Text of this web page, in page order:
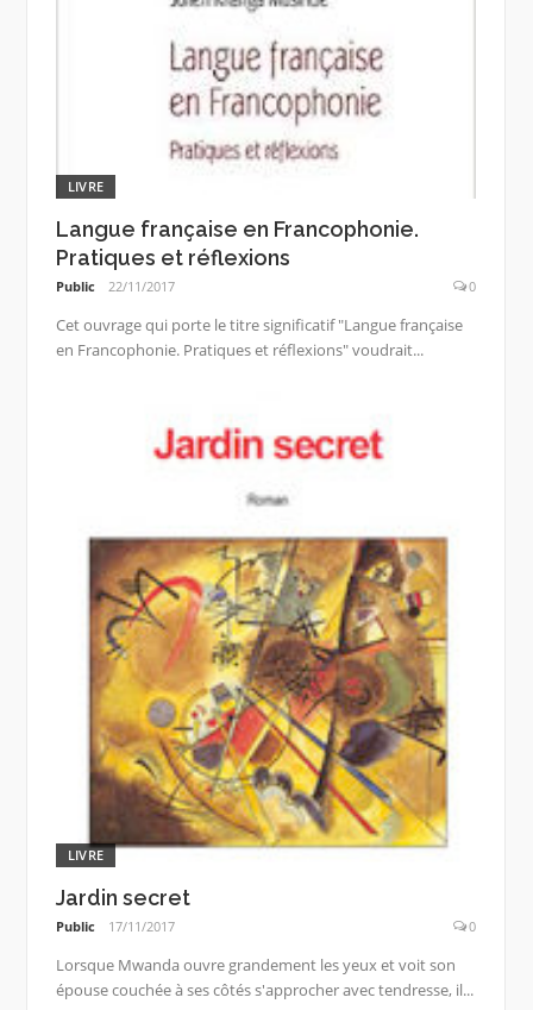
LIVRE
Langue française en Francophonie.
Pratiques et réflexions
Public 22/11/2017 0
Cet ouvrage qui porte le titre significatif "Langue française
en Francophonie. Pratiques et réflexions" voudrait...
LIVRE
Jardin secret
Public 17/11/2017 0
Lorsque Mwanda ouvre grandement les yeux et voit son
épouse couchée à ses côtés s'approcher avec tendresse, il...